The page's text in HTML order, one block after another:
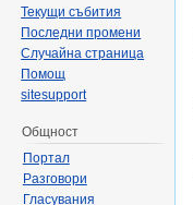
Текущи събития
Последни промени
Случайна страница
Помощ
sitesupport
Общност
Портал
Разговори
Гласувания